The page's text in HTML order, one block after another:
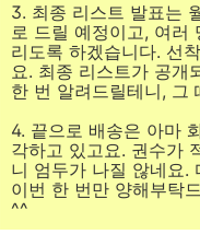
3. 최종 리스트 발표는
로 드릴 예정이고, 여러
리도록 하겠습니다. 선
요. 최종 리스트가 공개
한 번 알려드릴테니, 그
4. 끝으로 배송은 아마
각하고 있고요. 권수가
니 엄두가 나질 않네요.
이번 한 번만 양해부탁
^^